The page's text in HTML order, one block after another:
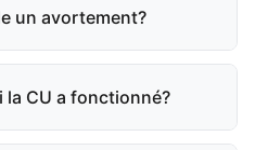
un avortement?
la CU a fonctionné?